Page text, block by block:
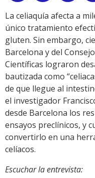
La celiaquía afecta a
único tratamiento
gluten. Sin embargo,
Barcelona y del
Científicas lograron
bautizada como
de que llegue al
el investigador
desde Barcelona los
ensayos preclínicos, y
convertirlo en una
celíacos.
Escuchar la entrevista: